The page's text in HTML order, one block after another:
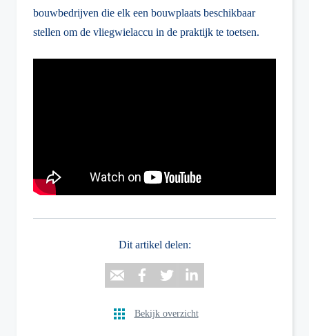
bouwbedrijven die elk een bouwplaats beschikbaar
stellen om de vliegwielaccu in de praktijk te toetsen.
Dit artikel delen:
Bekijk overzicht